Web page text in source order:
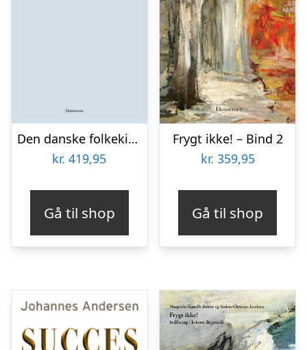
Den danske folkekirkes bekendelsesskrifter Tekst og oversættelse
kr. 419,95
Gå til shop
Frygt ikke! – Bind 2
kr. 359,95
Gå til shop